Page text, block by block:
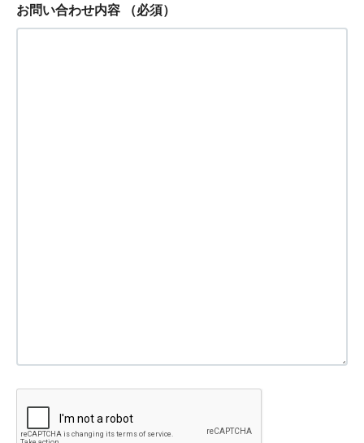
お問い合わせ内容 （必須）